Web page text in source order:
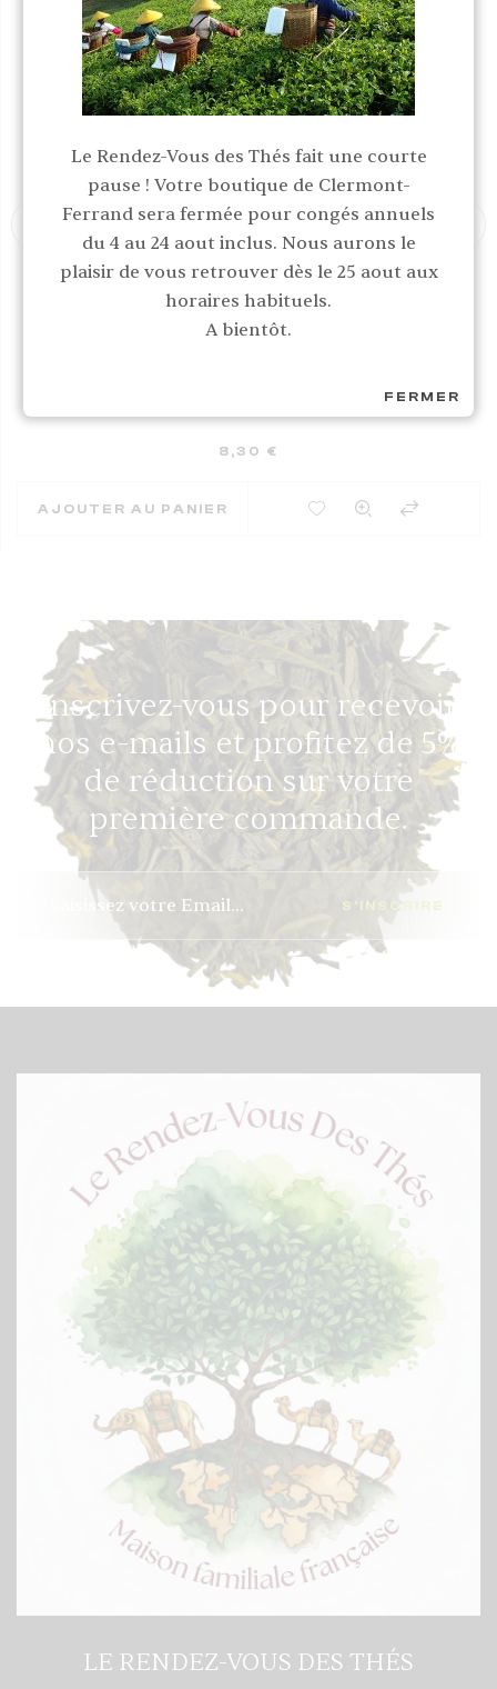
8,30 €
AJOUTER AU PANIER
Inscrivez-vous pour recevoir
nos e-mails et profitez de 5%
de réduction sur votre
première commande.
S'INSCRIRE
LE RENDEZ-VOUS DES THÉS
FERMER
Le Rendez-Vous des Thés fait une courte
pause ! Votre boutique de Clermont-
Ferrand sera fermée pour congés annuels
du 4 au 24 aout inclus. Nous aurons le
plaisir de vous retrouver dès le 25 aout aux
horaires habituels.
A bientôt.